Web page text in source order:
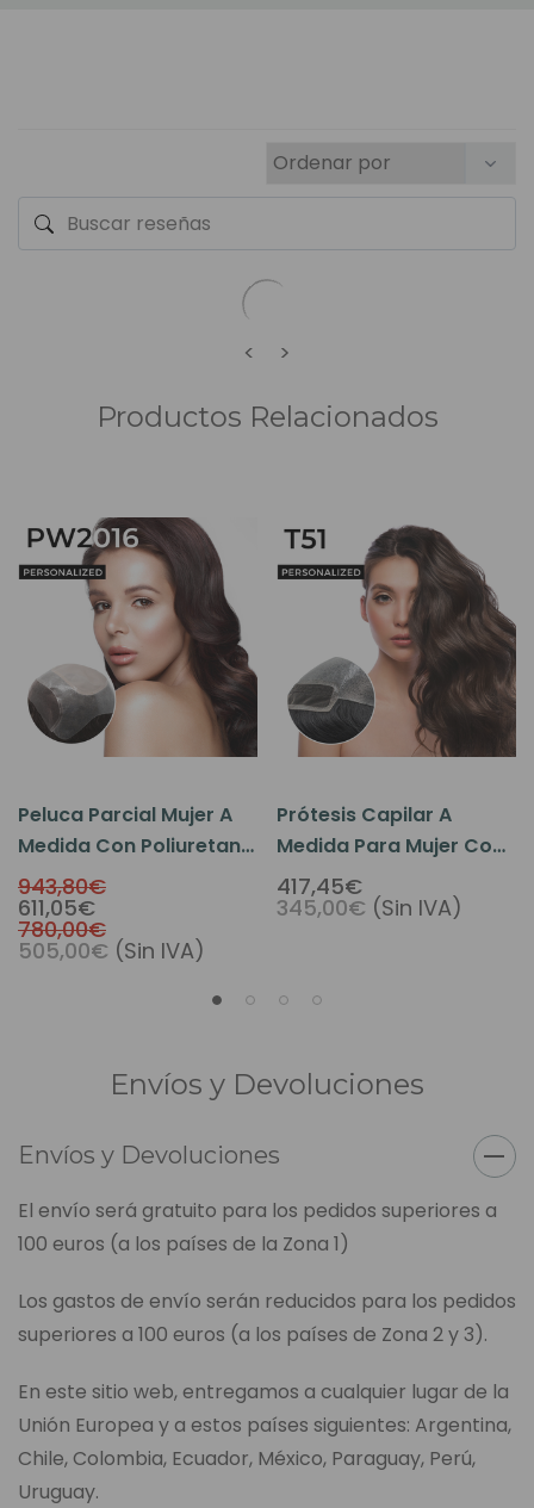
< >
Productos Relacionados
Peluca Parcial Mujer A
Medida Con Poliuretano
Perimetral Y Tul Frontal
- PW2016
943,80€
611,05€
780,00€
505,00€ (Sin IVA)
Prótesis Capilar A
Medida Para Mujer Con
Micro Piel Y Tul Frontal
T51
417,45€
345,00€ (Sin IVA)
Envíos y Devoluciones
Envíos y Devoluciones
El envío será gratuito para los pedidos superiores a
100 euros (a los países de la Zona 1)
Los gastos de envío serán reducidos para los pedidos
superiores a 100 euros (a los países de Zona 2 y 3).
En este sitio web, entregamos a cualquier lugar de la
Unión Europea y a estos países siguientes: Argentina,
Chile, Colombia, Ecuador, México, Paraguay, Perú,
Uruguay.